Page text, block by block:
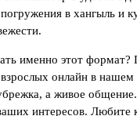
в хангыль и
именно этот формат?
онлайн в
а живое
интересов. Любите